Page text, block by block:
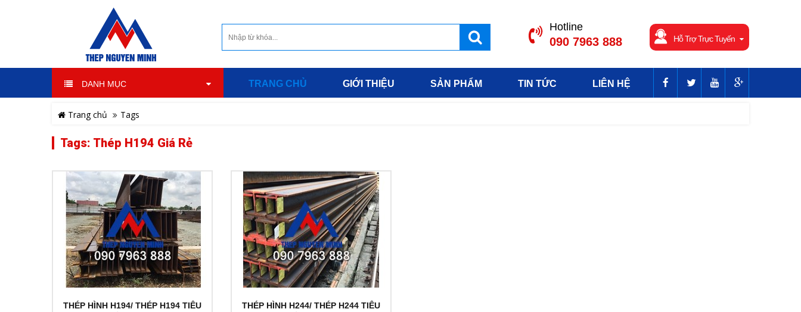
Hotline
090 7963 888 Hỗ Trợ Trực Tuyến
DANH MỤC TRANG CHỦ GIỚI THIỆU SẢN PHẨM TIN TỨC LIÊN HỆ
Trang chủ Tags
Tags: Thép H194 Giá Rẻ
THÉP HÌNH H194/ THÉP H194 TIÊU
THÉP HÌNH H244/ THÉP H244 TIÊU